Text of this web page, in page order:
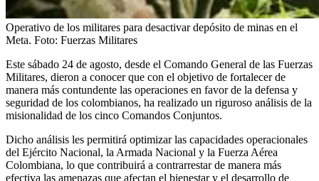
Operativo de los militares para desactivar depósito de minas en el
Meta. Foto: Fuerzas Militares
Este sábado 24 de agosto, desde el Comando General de las Fuerzas
Militares, dieron a conocer que con el objetivo de fortalecer de
manera más contundente las operaciones en favor de la defensa y
seguridad de los colombianos, ha realizado un riguroso análisis de la
misionalidad de los cinco Comandos Conjuntos.
Dicho análisis les permitirá optimizar las capacidades operacionales
del Ejército Nacional, la Armada Nacional y la Fuerza Aérea
Colombiana, lo que contribuirá a contrarrestar de manera más
efectiva las amenazas que afectan el bienestar y el desarrollo de